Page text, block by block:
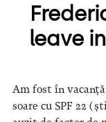
leave
Am fost în
soare cu SPF 22